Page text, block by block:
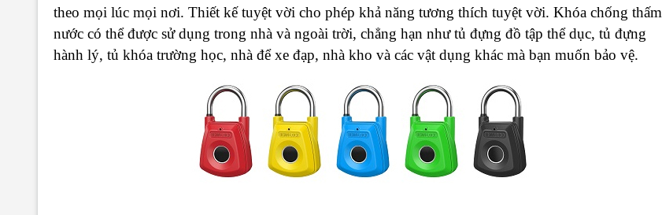
theo mọi lúc mọi nơi. Thiết kế tuyệt vời cho phép khả năng tương thích tuyệt vời. Khóa chống thấm
nước có thể được sử dụng trong nhà và ngoài trời, chẳng hạn như tủ đựng đồ tập thể dục, tủ đựng
hành lý, tủ khóa trường học, nhà để xe đạp, nhà kho và các vật dụng khác mà bạn muốn bảo vệ.